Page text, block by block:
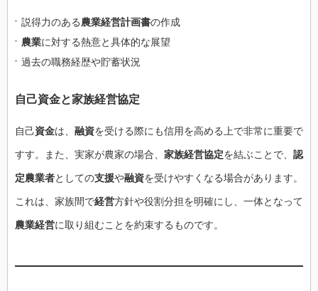
説得力のある農業経営計画書の作成
農業に対する熱意と具体的な展望
過去の職務経歴や貯蓄状況
自己資金と家族経営協定
自己資金は、 融資を受ける際にも信用を高める上で非常に重要で
すす。また、実家が農家の場合、 家族経営協定を結ぶことで、 認
定農業者としての支援や融資を受けやすくなる場合があります。
これは、家族間で経営方針や役割分担を明確にし、一体となって
農業経営に取り組むことを約束するものです。